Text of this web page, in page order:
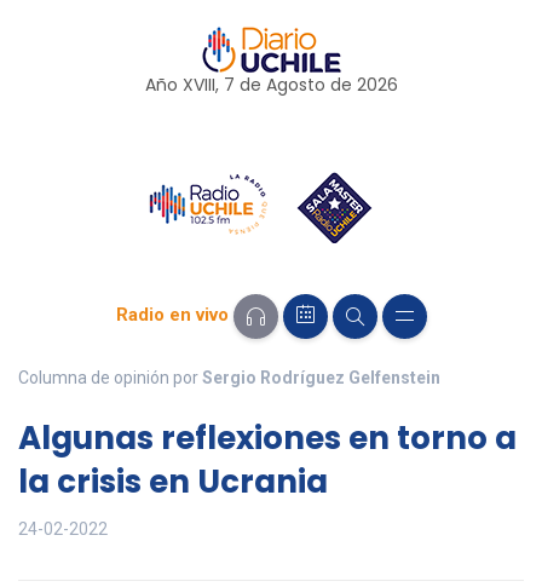
Año XVIII, 7 de Agosto de 2026
Radio en vivo
Columna de opinión porSergio Rodríguez Gelfenstein
Algunas reflexiones en torno a
la crisis en Ucrania
24-02-2022